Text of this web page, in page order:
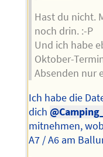
Hast du nicht.
noch drin. :-P
Und ich habe
Oktober-
Absenden nur
Ich habe die
dich
mitnehmen,
A7 / A6 am